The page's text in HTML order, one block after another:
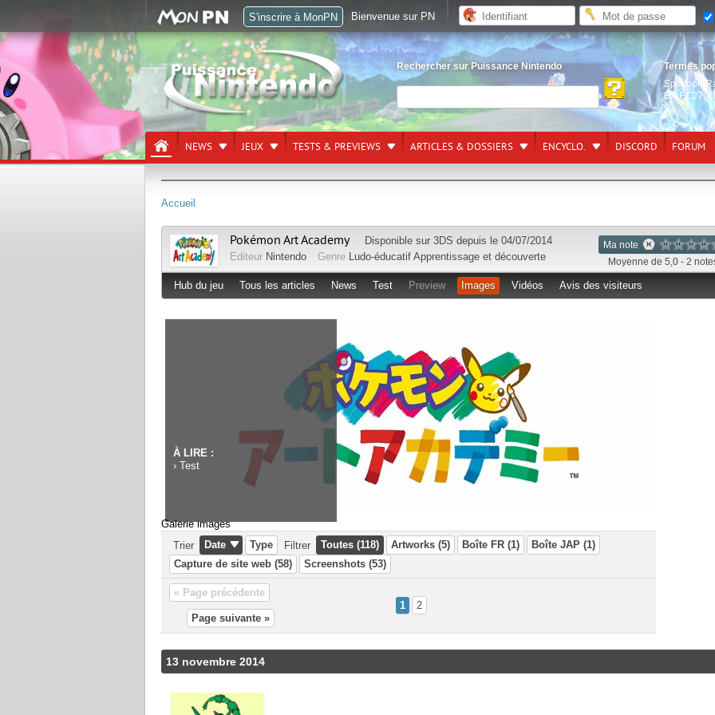
Rechercher sur Puissance Nintendo
Termes
Splatoon
EA FC27,
NEWS JEUX TESTS & PREVIEWS ARTICLES & DOSSIERS ENCYCLO. DISCORD FORUM
Accueil
Ma note
Moyenne de 5,0 - 2
Pokémon Art Academy Disponible sur 3DS depuis le 04/07/2014
Editeur Nintendo Genre Ludo-éducatif Apprentissage et découverte
Hub du jeu Tous les articles News Test Preview Images Vidéos Avis des visiteurs
À LIRE :
› Test
Galerie images
Trier
Date Type Filtrer Toutes (118) Artworks (5) Boîte FR (1)
Boîte JAP (1)
Capture de site web (58)
Screenshots (53)
« Page précédente
1
2
Page suivante »
13 novembre 2014
S'inscrire à MonPN Bienvenue sur PN